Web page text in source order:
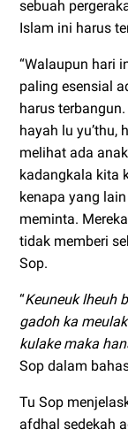
sebuah
Islam ini harus
“Walaupun hari
paling esensial
harus
hayah lu yu’thu,
melihat ada
kadangkala kita
kenapa yang
meminta.
tidak memberi
Sop.
“Keuneuk lheuh
gadoh ka
kulake maka
Sop dalam
Tu Sop
afdhal sedekah